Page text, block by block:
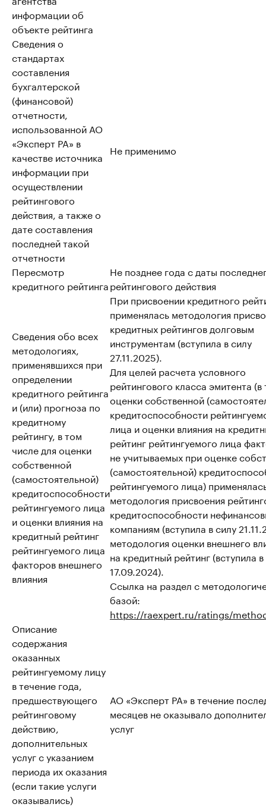
информации об
объекте рейтинга
Сведения о
стандартах
составления
бухгалтерской
(финансовой)
отчетности,
использованной АО
«Эксперт РА» в
качестве источника
информации при
осуществлении
рейтингового
действия, а также о
дате составления
последней такой
отчетности
Не применимо
Пересмотр
кредитного рейтинга
Не позднее года с даты
рейтингового действия
Сведения обо всех
методологиях,
применявшихся при
определении
кредитного рейтинга
и (или) прогноза по
кредитному
рейтингу, в том
числе для оценки
собственной
(самостоятельной)
кредитоспособности
рейтингуемого лица
и оценки влияния на
кредитный рейтинг
рейтингуемого лица
факторов внешнего
влияния
При присвоении кредитного
применялась методология
кредитных рейтингов долговым
инструментам (вступила в силу
27.11.2025).
Для целей расчета условного
рейтингового класса эмитента (в
оценки собственной
кредитоспособности
лица и оценки влияния на
рейтинг рейтингуемого лица
не учитываемых при оценке
(самостоятельной)
рейтингуемого лица)
методология присвоения
кредитоспособности
компаниям (вступила в силу
методология оценки внешнего
на кредитный рейтинг (вступила
17.09.2024).
Ссылка на раздел с
базой:
https://raexpert.ru/ratings/
Описание
содержания
оказанных
рейтингуемому лицу
в течение года,
предшествующего
рейтинговому
действию,
дополнительных
услуг с указанием
периода их оказания
(если такие услуги
оказывались)
АО «Эксперт РА» в течение
месяцев не оказывало
услуг